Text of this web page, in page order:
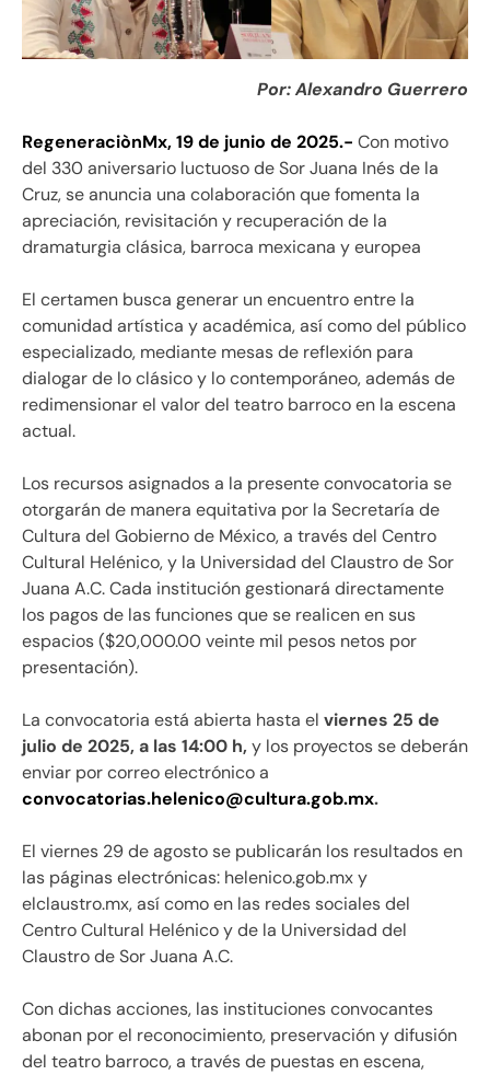
Por: Alexandro Guerrero
RegeneraciònMx, 19 de junio de 2025.- Con motivo
del 330 aniversario luctuoso de Sor Juana Inés de la
Cruz, se anuncia una colaboración que fomenta la
apreciación, revisitación y recuperación de la
dramaturgia clásica, barroca mexicana y europea
El certamen busca generar un encuentro entre la
comunidad artística y académica, así como del público
especializado, mediante mesas de reflexión para
dialogar de lo clásico y lo contemporáneo, además de
redimensionar el valor del teatro barroco en la escena
actual.
Los recursos asignados a la presente convocatoria se
otorgarán de manera equitativa por la Secretaría de
Cultura del Gobierno de México, a través del Centro
Cultural Helénico, y la Universidad del Claustro de Sor
Juana A.C. Cada institución gestionará directamente
los pagos de las funciones que se realicen en sus
espacios ($20,000.00 veinte mil pesos netos por
presentación).
La convocatoria está abierta hasta el viernes 25 de
julio de 2025, a las 14:00 h, y los proyectos se deberán
enviar por correo electrónico a
convocatorias.helenico@cultura.gob.mx.
El viernes 29 de agosto se publicarán los resultados en
las páginas electrónicas: helenico.gob.mx y
elclaustro.mx, así como en las redes sociales del
Centro Cultural Helénico y de la Universidad del
Claustro de Sor Juana A.C.
Con dichas acciones, las instituciones convocantes
abonan por el reconocimiento, preservación y difusión
del teatro barroco, a través de puestas en escena,